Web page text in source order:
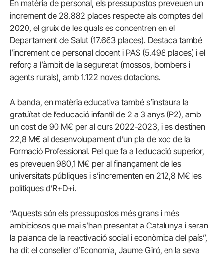
En matèria de personal, els pressupostos preveuen un
increment de 28.882 places respecte als comptes del
2020, el gruix de les quals es concentren en el
Departament de Salut (17.663 places). Destaca també
l’increment de personal docent i PAS (5.498 places) i el
reforç a l’àmbit de la seguretat (mossos, bombers i
agents rurals), amb 1.122 noves dotacions.
A banda, en matèria educativa també s’instaura la
gratuïtat de l’educació infantil de 2 a 3 anys (P2), amb
un cost de 90 M€ per al curs 2022-2023, i es destinen
22,8 M€ al desenvolupament d’un pla de xoc de la
Formació Professional. Pel que fa a l’educació superior,
es preveuen 980,1 M€ per al finançament de les
universitats públiques i s’incrementen en 212,8 M€ les
polítiques d’R+D+i.
“Aquests són els pressupostos més grans i més
ambiciosos que mai s’han presentat a Catalunya i seran
la palanca de la reactivació social i econòmica del país”,
ha dit el conseller d’Economia, Jaume Giró, en la seva